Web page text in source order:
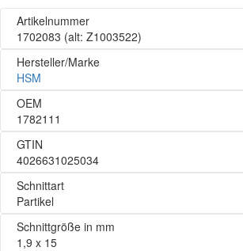
Artikelnummer
1702083 (alt: Z1003522)
Hersteller/Marke
HSM
OEM
1782111
GTIN
4026631025034
Schnittart
Partikel
Schnittgröße in mm
1,9 x 15